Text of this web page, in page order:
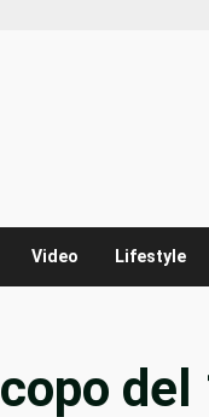
Video Lifestyle